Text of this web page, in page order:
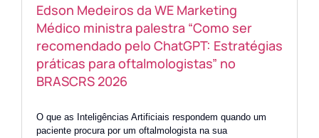
Edson Medeiros da WE Marketing
Médico ministra palestra “Como ser
recomendado pelo ChatGPT: Estratégias
práticas para oftalmologistas” no
BRASCRS 2026
O que as Inteligências Artificiais respondem quando um
paciente procura por um oftalmologista na sua